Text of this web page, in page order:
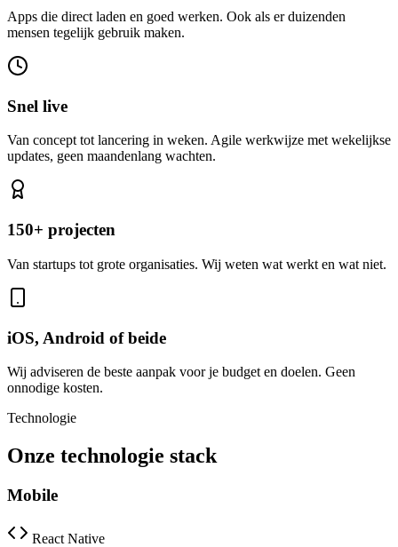
Apps die direct laden en goed werken. Ook als er duizenden
mensen tegelijk gebruik maken.
Snel live
Van concept tot lancering in weken. Agile werkwijze met wekelijkse
updates, geen maandenlang wachten.
150+ projecten
Van startups tot grote organisaties. Wij weten wat werkt en wat niet.
iOS, Android of beide
Wij adviseren de beste aanpak voor je budget en doelen. Geen
onnodige kosten.
Technologie
Onze technologie stack
Mobile
React Native